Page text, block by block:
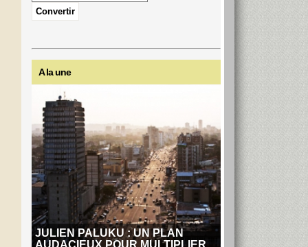
A la une
JULIEN PALUKU : UN PLAN